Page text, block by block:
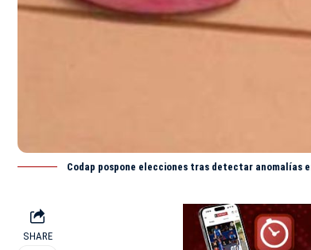
Codap pospone elecciones tras detectar anomalías
SHARE